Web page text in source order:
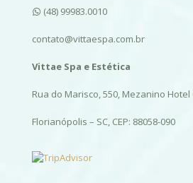
(48) 99983.0010
contato@vittaespa.com.br
Vittae Spa e Estética
Rua do Marisco, 550, Mezanino
Florianópolis – SC, CEP: 88058-090